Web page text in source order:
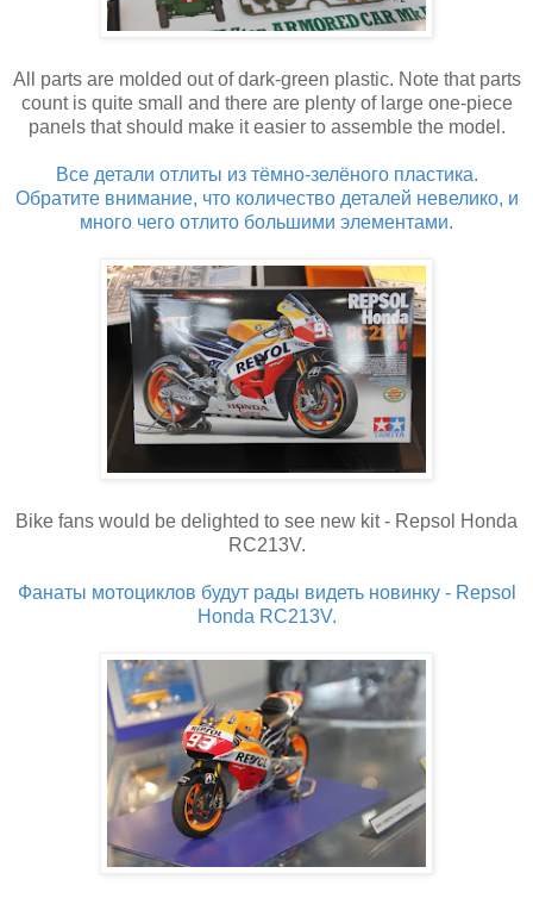
All parts are molded out of dark-green plastic. Note that parts
count is quite small and there are plenty of large one-piece
panels that should make it easier to assemble the model.
Все детали отлиты из тёмно-зелёного пластика.
Обратите внимание, что количество деталей невелико, и
много чего отлито большими элементами.
Bike fans would be delighted to see new kit - Repsol Honda
RC213V.
Фанаты мотоциклов будут рады видеть новинку - Repsol
Honda RC213V.